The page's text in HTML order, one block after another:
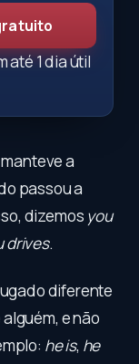
até 1 dia útil
a
passou a
dizemos you
drives.
diferente
alguém, e não
he is, he